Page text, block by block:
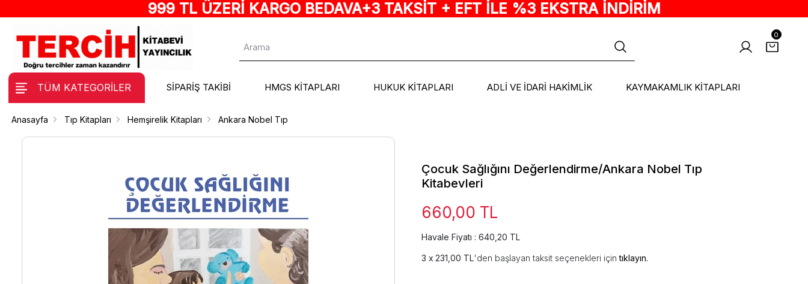
999 TL ÜZERİ KARGO BEDAVA+3 TAKSİT + EFT İLE %3 EKSTRA İNDİRİM
0
TÜM KATEGORİLER SİPARİŞ TAKİBİ HMGS KİTAPLARI HUKUK KİTAPLARI ADLİ VE İDARİ HAKİMLİK KAYMAKAMLIK KİTAPLARI
Anasayfa Tıp Kitapları Hemşirelik Kitapları Ankara Nobel Tıp
Çocuk Sağlığını Değerlendirme/Ankara Nobel Tıp
Kitabevleri
660,00 TL
Havale Fiyatı : 640,20 TL
231,00 TL'den başlayan taksit seçenekleri içintıklayın.